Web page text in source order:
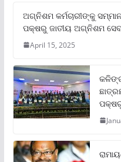
ଅଗ୍ନିଶମ କର୍ମଚାରୀଙ୍କୁ
ପକ୍ଷରୁ ଜାତୀୟ ଅଗ୍ନିଶମ
April 15, 2025